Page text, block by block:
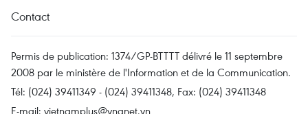
Contact
Permis de publication: 1374/GP-BTTTT délivré le 11 septembre
2008 par le ministère de l'Information et de la Communication.
Tél: (024) 39411349 - (024) 39411348, Fax: (024) 39411348
E-mail: vietnamplus@vnanet.vn